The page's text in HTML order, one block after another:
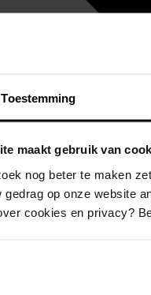
Toestemming
maakt gebruik van
nog beter te maken
gedrag op onze website
cookies en privacy?